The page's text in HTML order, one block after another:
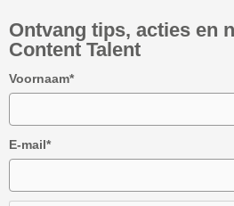
Ontvang tips, acties en
Content Talent
Voornaam*
E-mail*